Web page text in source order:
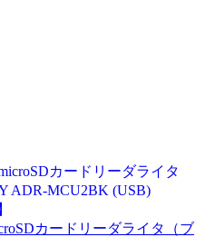
カードリーダライタ（ブ